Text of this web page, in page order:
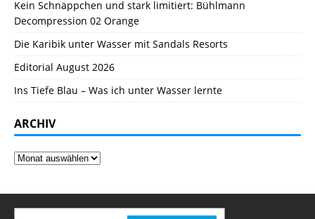
Kein Schnäppchen und stark limitiert: Bühlmann
Decompression 02 Orange
Die Karibik unter Wasser mit Sandals Resorts
Editorial August 2026
Ins Tiefe Blau – Was ich unter Wasser lernte
ARCHIV